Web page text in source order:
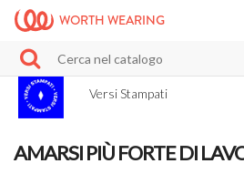
WORTH WEARING
Versi Stampati
AMARSI PIÙ FORTE DI